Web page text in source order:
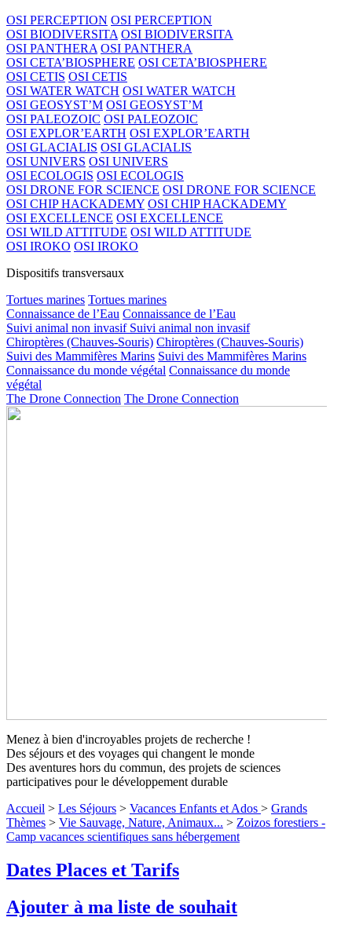
OSI PERCEPTION OSI PERCEPTION
OSI BIODIVERSITA OSI BIODIVERSITA
OSI PANTHERA OSI PANTHERA
OSI CETA’BIOSPHERE OSI CETA’BIOSPHERE
OSI CETIS OSI CETIS
OSI WATER WATCH OSI WATER WATCH
OSI GEOSYST’M OSI GEOSYST’M
OSI PALEOZOIC OSI PALEOZOIC
OSI EXPLOR’EARTH OSI EXPLOR’EARTH
OSI GLACIALIS OSI GLACIALIS
OSI UNIVERS OSI UNIVERS
OSI ECOLOGIS OSI ECOLOGIS
OSI DRONE FOR SCIENCE OSI DRONE FOR SCIENCE
OSI CHIP HACKADEMY OSI CHIP HACKADEMY
OSI EXCELLENCE OSI EXCELLENCE
OSI WILD ATTITUDE OSI WILD ATTITUDE
OSI IROKO OSI IROKO
Dispositifs transversaux
Tortues marines Tortues marines
Connaissance de l’Eau Connaissance de l’Eau
Suivi animal non invasif Suivi animal non invasif
Chiroptères (Chauves-Souris) Chiroptères (Chauves-Souris)
Suivi des Mammifères Marins Suivi des Mammifères Marins
Connaissance du monde végétal Connaissance du monde
végétal
The Drone Connection The Drone Connection
Zoizos forestiers - Camp vacances
scientifiques sans hébergementNiveaux
1 à 4
Une île incroyable, un écosystème unique, des oiseaux
endémiques↓ Lire le descriptif détaillé plus bas ↓
Menez à bien d'incroyables projets de recherche !
Des séjours et des voyages qui changent le monde
Des aventures hors du commun, des projets de sciences
participatives pour le développement durable
Accueil > Les Séjours > Vacances Enfants et Ados > Grands
Thèmes > Vie Sauvage, Nature, Animaux... > Zoizos forestiers -
Camp vacances scientifiques sans hébergement
Dates Places et Tarifs
Ajouter à ma liste de souhait